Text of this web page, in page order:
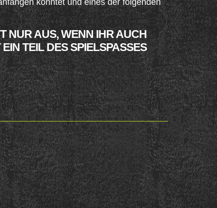
konntet und eines der folgenden
NUR AUS, WENN IHR AUCH
TEIL DES SPIELSPASSES V